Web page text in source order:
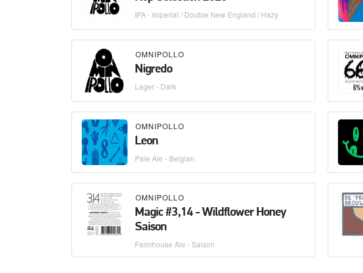
IPA - Imperial / Double New England / Hazy
OMNIPOLLO
Nigredo
Lager - Dark
OMNIPOLLO
Leon
Pale Ale - Belgian
OMNIPOLLO
Magic #3,14 - Wildflower Honey
Saison
Farmhouse Ale - Saison